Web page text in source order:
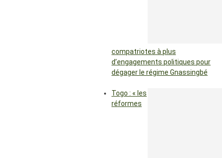
compatriotes à plus
d’engagements politiques pour
dégager le régime Gnassingbé
Togo : « les
réformes